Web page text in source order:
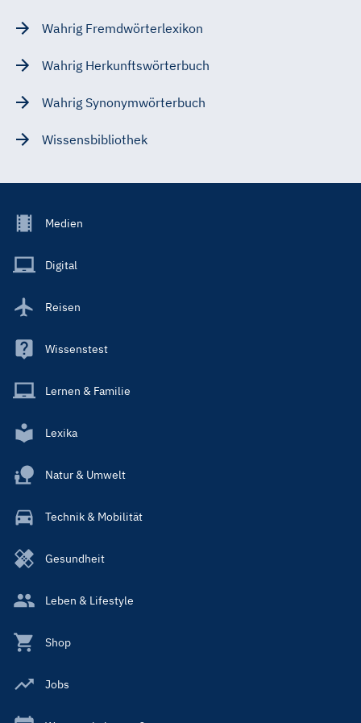
Wahrig Fremdwörterlexikon
Wahrig Herkunftswörterbuch
Wahrig Synonymwörterbuch
Wissensbibliothek
Footer
Main
Medien
Digital
Reisen
Wissenstest
Lernen & Familie
Lexika
Natur & Umwelt
Technik & Mobilität
Gesundheit
Leben & Lifestyle
Shop
Jobs